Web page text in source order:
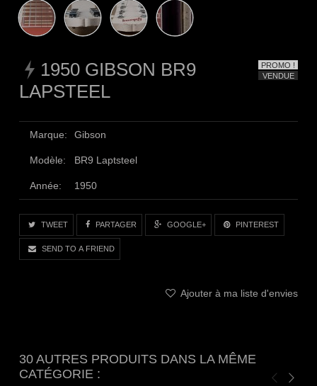
PROMO !
VENDUE
1950 GIBSON BR9
LAPSTEEL
Marque: Gibson
Modèle: BR9 Laptsteel
Année: 1950
TWEET PARTAGER GOOGLE+ PINTEREST
SEND TO A FRIEND
Ajouter à ma liste d'envies
30 AUTRES PRODUITS DANS LA MÊME
CATÉGORIE :